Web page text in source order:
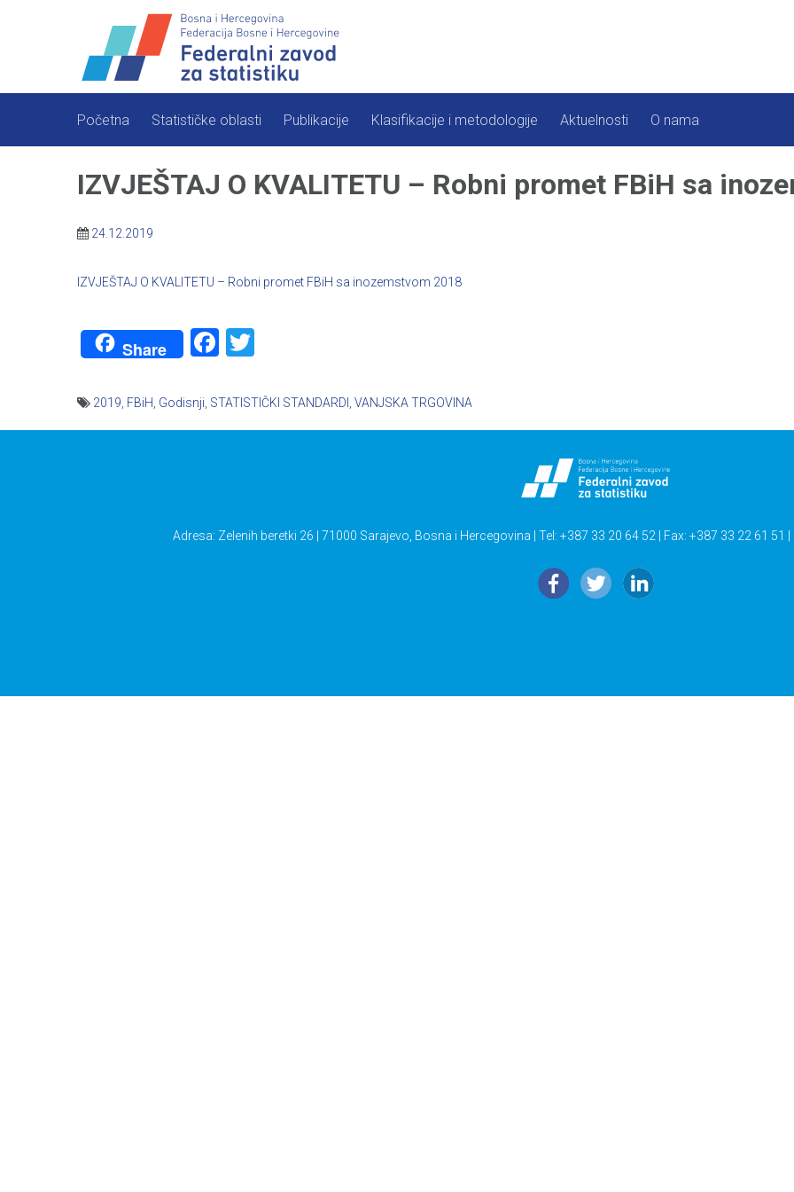
Početna Statističke oblasti Publikacije Klasifikacije i metodologije Aktuelnosti O nama
IZVJEŠTAJ O KVALITETU – Robni promet FBiH sa
24.12.2019
IZVJEŠTAJ O KVALITETU – Robni promet FBiH sa inozemstvom 2018
Share Facebook
2019 FBiH Godisnji STATISTIČKI STANDARDI VANJSKA TRGOVINA
Adresa: Zelenih beretki 26 | 71000 Sarajevo, Bosna i Hercegovina | Tel: +387 33 20 64 52 | Fax: +387 33 22 61 51 |